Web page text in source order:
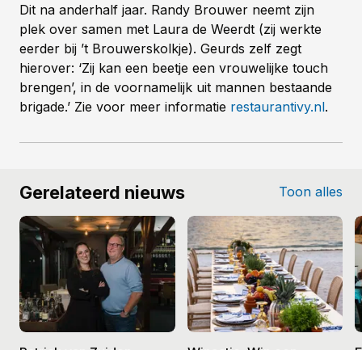
Dit na anderhalf jaar. Randy Brouwer neemt zijn
plek over samen met Laura de Weerdt (zij werkte
eerder bij ’t Brouwerskolkje). Geurds zelf zegt
hierover: ‘Zij kan een beetje een vrouwelijke touch
brengen’, in de voornamelijk uit mannen bestaande
brigade.’ Zie voor meer informatie restaurantivy.nl.
Gerelateerd nieuws Toon alles